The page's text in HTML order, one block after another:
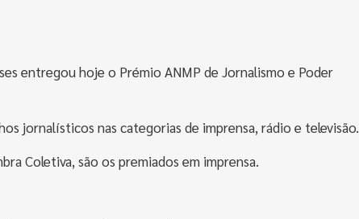
entregou hoje o Prémio ANMP de Jornalismo e Poder
jornalísticos nas categorias de imprensa, rádio e televisão.
Coletiva, são os premiados em imprensa.